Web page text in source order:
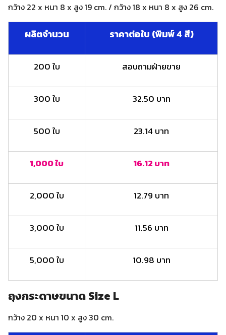
กว้าง 22 x หนา 8 x สูง 19 cm. / กว้าง 18 x หนา 8 x สูง 26 cm.
ผลิตจำนวน ราคาต่อใบ (พิมพ์ 4 สี)
200 ใบ สอบถามฝ่ายขาย
300 ใบ 32.50 บาท
500 ใบ 23.14 บาท
1,000 ใบ 16.12 บาท
2,000 ใบ 12.79 บาท
3,000 ใบ 11.56 บาท
5,000 ใบ 10.98 บาท
ถุงกระดาษขนาด Size L
กว้าง 20 x หนา 10 x สูง 30 cm.